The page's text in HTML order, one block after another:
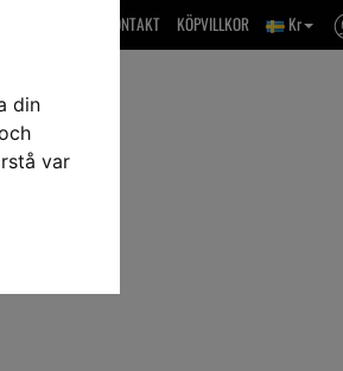
din
var
Kr
KÖPVILLKOR
OM OSS & KONTAKT